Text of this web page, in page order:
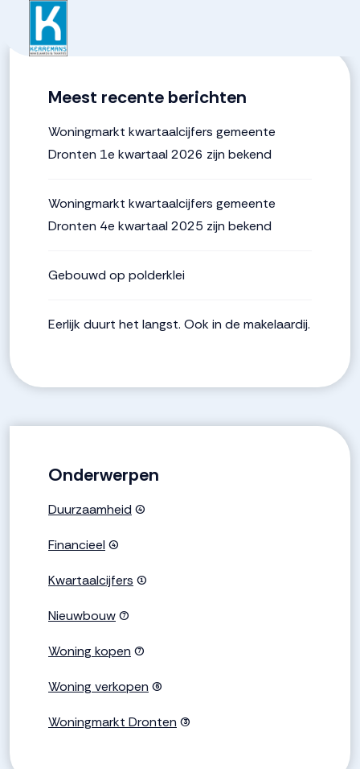
Meest recente berichten
Woningmarkt kwartaalcijfers gemeente
Dronten 1e kwartaal 2026 zijn bekend
Woningmarkt kwartaalcijfers gemeente
Dronten 4e kwartaal 2025 zijn bekend
Gebouwd op polderklei
Eerlijk duurt het langst. Ook in de makelaardij.
Onderwerpen
Duurzaamheid (4)
Financieel (4)
Kwartaalcijfers (1)
Nieuwbouw(7)
Woning kopen (7)
Woning verkopen (6)
Woningmarkt Dronten (3)